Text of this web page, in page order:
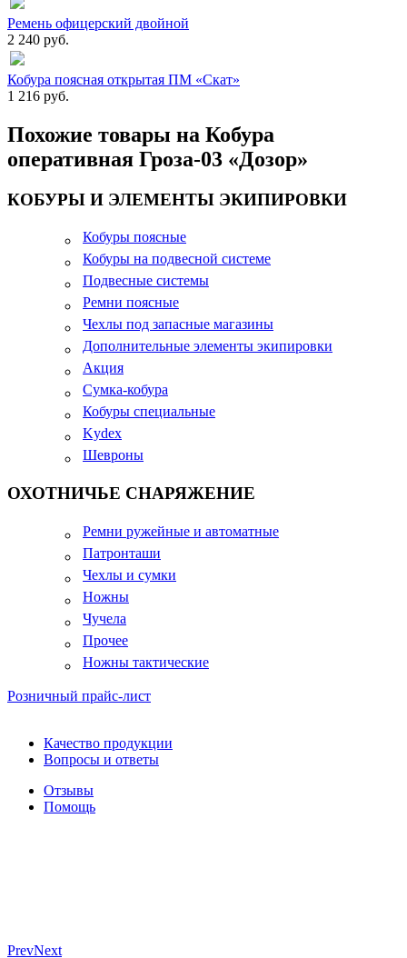
Ремень офицерский двойной
2 240 руб.
Кобура поясная открытая ПМ «Скат»
1 216 руб.
Похожие товары на Кобура
оперативная Гроза-03 «Дозор»
КОБУРЫ И ЭЛЕМЕНТЫ ЭКИПИРОВКИ
Кобуры поясные
Кобуры на подвесной системе
Подвесные системы
Ремни поясные
Чехлы под запасные магазины
Дополнительные элементы экипировки
Акция
Сумка-кобура
Кобуры специальные
Kydex
Шевроны
ОХОТНИЧЬЕ СНАРЯЖЕНИЕ
Ремни ружейные и автоматные
Патронташи
Чехлы и сумки
Ножны
Чучела
Прочее
Ножны тактические
Розничный прайс-лист
Качество продукции
Вопросы и ответы
Отзывы
Помощь
PrevNext